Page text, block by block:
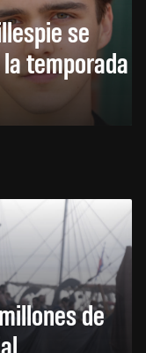
se
temporada
de